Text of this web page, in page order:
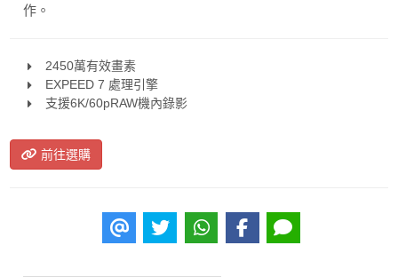
作。
2450萬有效畫素
EXPEED 7 處理引擎
支援6K/60pRAW機內錄影
前往選購